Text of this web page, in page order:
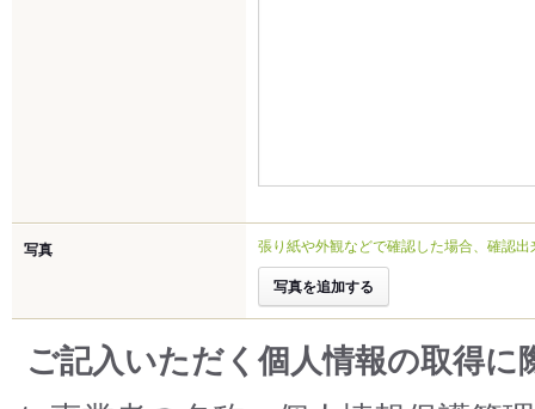
写真 張り紙や外観などで確認した場合、確認
ご記入いただく個人情報の取得に